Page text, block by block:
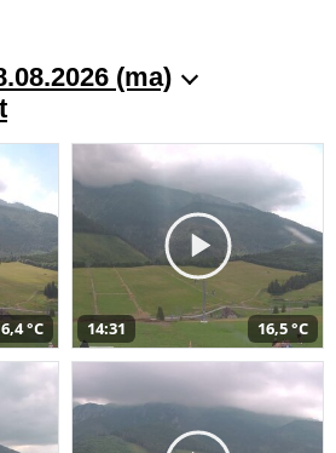
(ma)
°C 14:31 16,5 °C